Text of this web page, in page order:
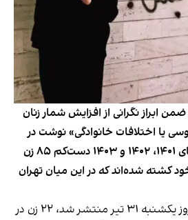
ابراز نگرانی از افزایش شمار زنان
یا اختلافات خانوادگی» نوشت در
سه ماهه نخست سال‌های ۱۴۰۱، ۱۴۰۲ و ۱۴۰۳ دست‌‌کم ۸۵ زن
کشته شده‌اند که در این میان تهران
بر اساس این گزارش که روز یکشنبه ۳۱ تیر منتشر شد، ۲۲ زن در